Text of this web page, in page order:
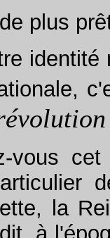
plus
identité
cet
la